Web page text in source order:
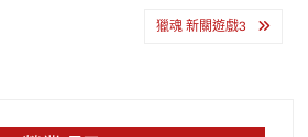
獵魂 新關遊戲3